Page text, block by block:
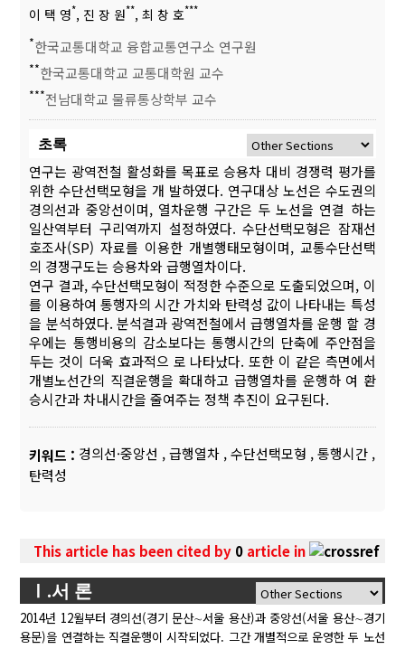
이 택 영*, 진 장 원**, 최 창 호***
*한국교통대학교 융합교통연구소 연구원
**한국교통대학교 교통대학원 교수
***전남대학교 물류통상학부 교수
초록
연구는 광역전철 활성화를 목표로 승용차 대비 경쟁력 평가를
위한 수단선택모형을 개 발하였다. 연구대상 노선은 수도권의
경의선과 중앙선이며, 열차운행 구간은 두 노선을 연결 하는
일산역부터 구리역까지 설정하였다. 수단선택모형은 잠재선
호조사(SP) 자료를 이용한 개별행태모형이며, 교통수단선택
의 경쟁구도는 승용차와 급행열차이다.
연구 결과, 수단선택모형이 적정한 수준으로 도출되었으며, 이
를 이용하여 통행자의 시간 가치와 탄력성 값이 나타내는 특성
을 분석하였다. 분석결과 광역전철에서 급행열차를 운행 할 경
우에는 통행비용의 감소보다는 통행시간의 단축에 주안점을
두는 것이 더욱 효과적으 로 나타났다. 또한 이 같은 측면에서
개별노선간의 직결운행을 확대하고 급행열차를 운행하 여 환
승시간과 차내시간을 줄여주는 정책 추진이 요구된다.
키워드 : 경의선·중앙선 ,급행열차 ,수단선택모형 ,통행시간 ,
탄력성
This article has been cited by 0 article in
Ⅰ.서 론
2014년 12월부터 경의선(경기 문산∼서울 용산)과 중앙선(서울 용산∼경기
용문)을 연결하는 직결운행이 시작되었다. 그간 개별적으로 운영한 두 노선